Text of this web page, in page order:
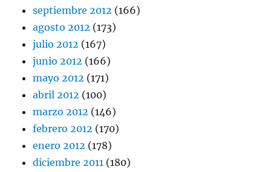
septiembre 2012 (166)
agosto 2012 (173)
julio 2012 (167)
junio 2012 (166)
mayo 2012 (171)
abril 2012 (100)
marzo 2012 (146)
febrero 2012 (170)
enero 2012 (178)
diciembre 2011 (180)